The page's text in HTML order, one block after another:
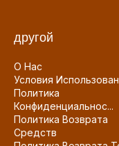
другой
О Нас
Условия
Политика
Конфиденциальнос...
Политика Возврата
Средств